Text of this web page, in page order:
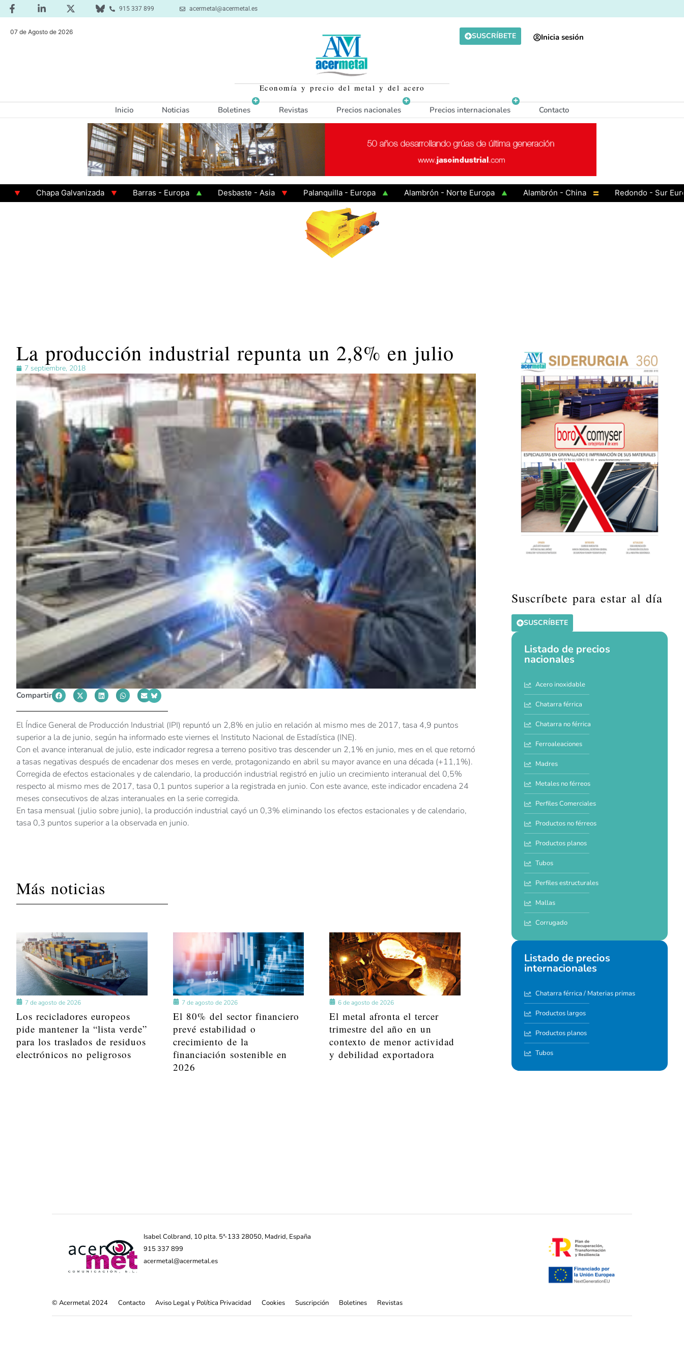
915 337 899 acermetal@acermetal.es
07 de Agosto de 2026
Economía y precio del metal y del acero
SUSCRÍBETE Inicia sesión
Inicio Noticias Boletines Revistas Precios nacionales Precios internacionales Contacto
Chapa Galvanizada Barras - Europa Desbaste - Asia Palanquilla - Europa Alambrón - Norte Europa Alambrón - China
Redondo - Sur Europa
La producción industrial repunta un 2,8% en julio
7 septiembre, 2018
Compartir
El Índice General de Producción Industrial (IPI) repuntó un 2,8% en julio en relación al mismo mes de 2017, tasa 4,9 puntos
superior a la de junio, según ha informado este viernes el Instituto Nacional de Estadística (INE).
Con el avance interanual de julio, este indicador regresa a terreno positivo tras descender un 2,1% en junio, mes en el que retornó
a tasas negativas después de encadenar dos meses en verde, protagonizando en abril su mayor avance en una década (+11,1%).
Corregida de efectos estacionales y de calendario, la producción industrial registró en julio un crecimiento interanual del 0,5%
respecto al mismo mes de 2017, tasa 0,1 puntos superior a la registrada en junio. Con este avance, este indicador encadena 24
meses consecutivos de alzas interanuales en la serie corregida.
En tasa mensual (julio sobre junio), la producción industrial cayó un 0,3% eliminando los efectos estacionales y de calendario,
tasa 0,3 puntos superior a la observada en junio.
Más noticias
7 de agosto de 2026
Los recicladores europeos
pide mantener la “lista verde”
para los traslados de residuos
electrónicos no peligrosos
7 de agosto de 2026
El 80% del sector financiero
prevé estabilidad o
crecimiento de la
financiación sostenible en
2026
6 de agosto de 2026
El metal afronta el tercer
trimestre del año en un
contexto de menor actividad
y debilidad exportadora
Suscríbete para estar al día
SUSCRÍBETE
Listado de precios
nacionales
Acero inoxidable
Chatarra férrica
Chatarra no férrica
Ferroaleaciones
Madres
Metales no férreos
Perfiles Comerciales
Productos no férreos
Productos planos
Tubos
Perfiles estructurales
Mallas
Corrugado
Listado de precios
internacionales
Chatarra férrica / Materias primas
Productos largos
Productos planos
Tubos
Isabel Colbrand, 10 plta. 5ª-133 28050, Madrid, España
915 337 899
acermetal@acermetal.es
© Acermetal 2024 Contacto Aviso Legal y Política Privacidad Cookies Suscripción Boletines Revistas